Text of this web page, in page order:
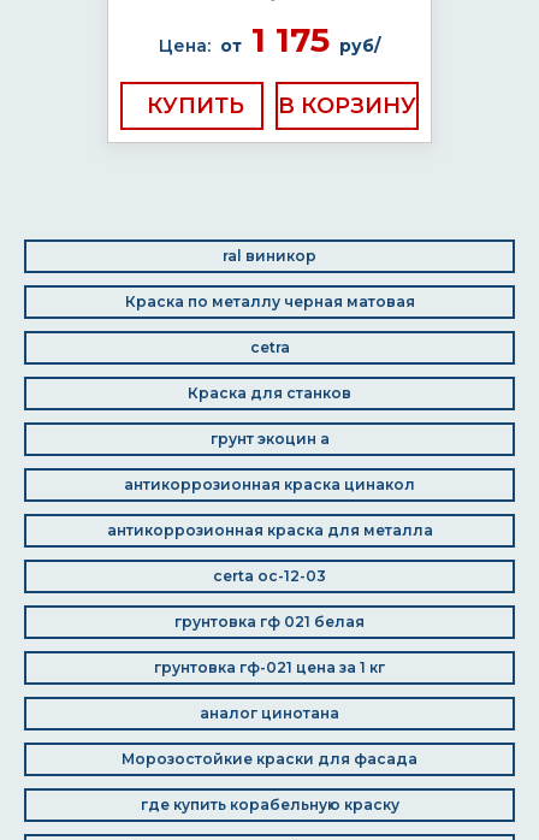
Цена: от 1 175 руб/
КУПИТЬ
ral виникор
Краска по металлу черная матовая
cetra
Краска для станков
грунт экоцин а
антикоррозионная краска цинакол
антикоррозионная краска для металла
certa ос-12-03
грунтовка гф 021 белая
грунтовка гф-021 цена за 1 кг
аналог цинотана
Морозостойкие краски для фасада
где купить корабельную краску